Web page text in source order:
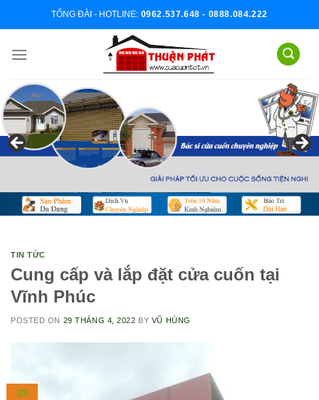
TỔNG ĐÀI - HOTLINE: 0962.537.648 - 0888.084.222
TIN TỨC
Cung cấp và lắp đặt cửa cuốn tại
Vĩnh Phúc
POSTED ON 29 THÁNG 4, 2022 BY VŨ HÙNG
29